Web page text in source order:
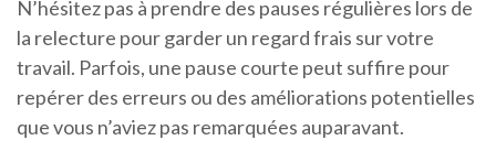
N’hésitez pas à prendre des pauses régulières lors de
la relecture pour garder un regard frais sur votre
travail. Parfois, une pause courte peut suffire pour
repérer des erreurs ou des améliorations potentielles
que vous n’aviez pas remarquées auparavant.